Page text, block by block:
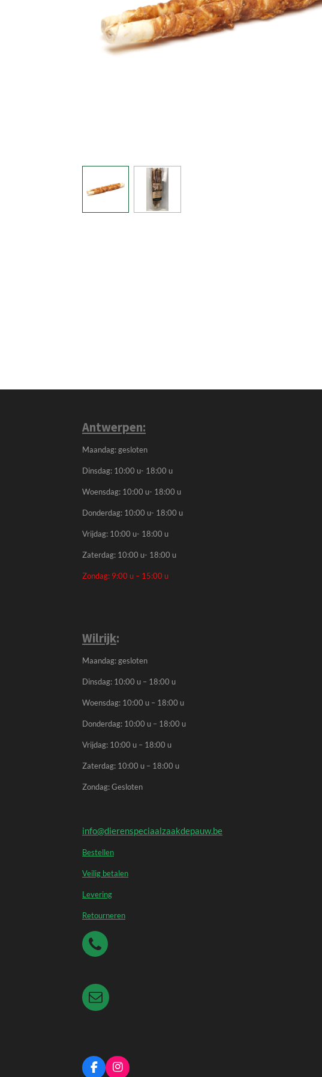
Antwerpen:
Maandag: gesloten
Dinsdag: 10:00 u- 18:00 u
Woensdag: 10:00 u- 18:00 u
Donderdag: 10:00 u- 18:00 u
Vrijdag: 10:00 u- 18:00 u
Zaterdag: 10:00 u- 18:00 u
Zondag: 9:00 u – 15:00 u
Wilrijk:
Maandag: gesloten
Dinsdag: 10:00 u – 18:00 u
Woensdag: 10:00 u – 18:00 u
Donderdag: 10:00 u – 18:00 u
Vrijdag: 10:00 u – 18:00 u
Zaterdag: 10:00 u – 18:00 u
Zondag: Gesloten
info@dierenspeciaalzaakdepauw.be
Bestellen
Veilig betalen
Levering
Retourneren
F I